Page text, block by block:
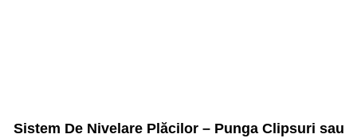
Sistem De Nivelare Plăcilor – Punga Clipsuri sau